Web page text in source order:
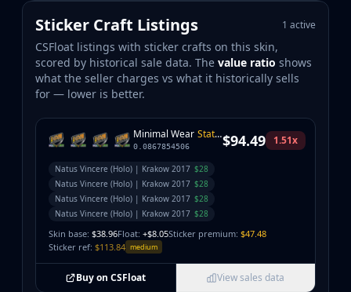
Sticker Craft Listings 1 active
CSFloat listings with sticker crafts on this skin,
scored by historical sale data. The value ratio shows
what the seller charges vs what it historically sells
for — lower is better.
Minimal Wear StatTrak
0.0867854506 $94.49 1.51x
Natus Vincere (Holo) | Krakow 2017 $28
Natus Vincere (Holo) | Krakow 2017 $28
Natus Vincere (Holo) | Krakow 2017 $28
Natus Vincere (Holo) | Krakow 2017 $28
Skin base: $38.96Float: +$8.05Sticker premium: $47.48
Sticker ref: $113.84 medium
Buy on CSFloat View sales data